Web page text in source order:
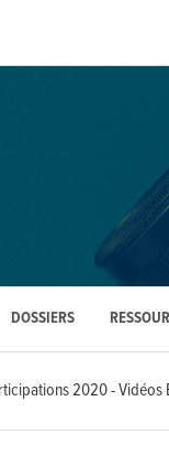
DOSSIERS
2020 - Vidéos